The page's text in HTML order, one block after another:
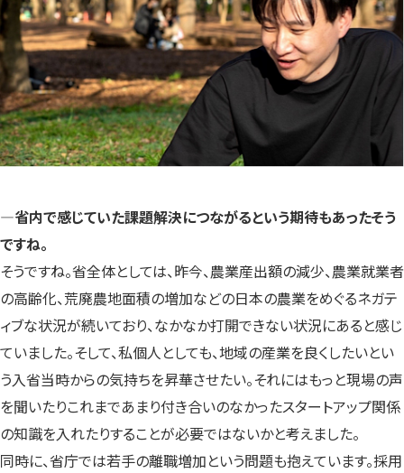
―省内で感じていた課題解決につながるという期待もあったそう
ですね。
そうですね。省全体としては、昨今、農業産出額の減少、農業就業者
の高齢化、荒廃農地面積の増加などの日本の農業をめぐるネガテ
ィブな状況が続いており、なかなか打開できない状況にあると感じ
ていました。そして、私個人としても、地域の産業を良くしたいとい
う入省当時からの気持ちを昇華させたい。それにはもっと現場の声
を聞いたりこれまであまり付き合いのなかったスタートアップ関係
の知識を入れたりすることが必要ではないかと考えました。
同時に、省庁では若手の離職増加という問題も抱えています。採用